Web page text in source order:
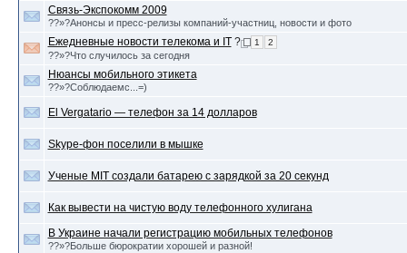
Связь-Экспокомм 2009
??»?Анонсы и пресс-релизы компаний-участниц, новости и фото
Ежедневные новости телекома и IT? 1 2
??»?Что случилось за сегодня
Нюансы мобильного этикета
??»?Соблюдаемс...=)
El Vergatario — телефон за 14 долларов
Skype-фон поселили в мышке
Ученые MIT создали батарею с зарядкой за 20 секунд
Как вывести на чистую воду телефонного хулигана
В Украине начали регистрацию мобильных телефонов
??»?Больше бюрократии хорошей и разной!